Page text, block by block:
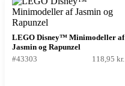
LEGO Disney™ Minimodeller af
Jasmin og Rapunzel
#43303
118,95 kr.